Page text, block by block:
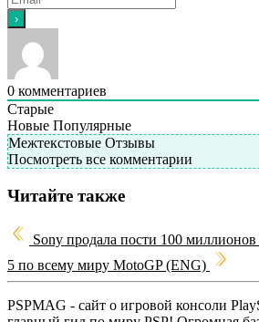
0 комментариев
Старые
Новые Популярные
Межтекстовые Отзывы
Посмотреть все комментарии
Читайте также
Sony продала пости 100
5 по всему миру MotoGP (ENG)
PSPMAG - cайт о игровой консоли